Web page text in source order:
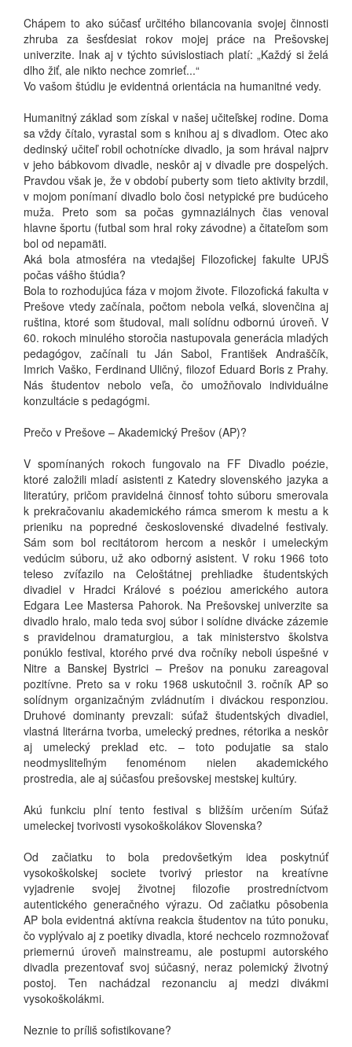
Chápem to ako súčasť určitého bilancovania svojej činnosti
zhruba za šesťdesiat rokov mojej práce na Prešovskej
univerzite. Inak aj v týchto súvislostiach platí: „Každý si želá
dlho žiť, ale nikto nechce zomrieť...“
Vo vašom štúdiu je evidentná orientácia na humanitné vedy.
Humanitný základ som získal v našej učiteľskej rodine. Doma
sa vždy čítalo, vyrastal som s knihou aj s divadlom. Otec ako
dedinský učiteľ robil ochotnícke divadlo, ja som hrával najprv
v jeho bábkovom divadle, neskôr aj v divadle pre dospelých.
Pravdou však je, že v období puberty som tieto aktivity brzdil,
v mojom ponímaní divadlo bolo čosi netypické pre budúceho
muža. Preto som sa počas gymnaziálnych čias venoval
hlavne športu (futbal som hral roky závodne) a čitateľom som
bol od nepamäti.
Aká bola atmosféra na vtedajšej Filozofickej fakulte UPJŠ
počas vášho štúdia?
Bola to rozhodujúca fáza v mojom živote. Filozofická fakulta v
Prešove vtedy začínala, počtom nebola veľká, slovenčina aj
ruština, ktoré som študoval, mali solídnu odbornú úroveň. V
60. rokoch minulého storočia nastupovala generácia mladých
pedagógov, začínali tu Ján Sabol, František Andraščík,
Imrich Vaško, Ferdinand Uličný, filozof Eduard Boris z Prahy.
Nás študentov nebolo veľa, čo umožňovalo individuálne
konzultácie s pedagógmi.
Prečo v Prešove – Akademický Prešov (AP)?
V spomínaných rokoch fungovalo na FF Divadlo poézie,
ktoré založili mladí asistenti z Katedry slovenského jazyka a
literatúry, pričom pravidelná činnosť tohto súboru smerovala
k prekračovaniu akademického rámca smerom k mestu a k
prieniku na popredné československé divadelné festivaly.
Sám som bol recitátorom hercom a neskôr i umeleckým
vedúcim súboru, už ako odborný asistent. V roku 1966 toto
teleso zvíťazilo na Celoštátnej prehliadke študentských
divadiel v Hradci Králové s poéziou amerického autora
Edgara Lee Mastersa Pahorok. Na Prešovskej univerzite sa
divadlo hralo, malo teda svoj súbor i solídne divácke zázemie
s pravidelnou dramaturgiou, a tak ministerstvo školstva
ponúklo festival, ktorého prvé dva ročníky neboli úspešné v
Nitre a Banskej Bystrici – Prešov na ponuku zareagoval
pozitívne. Preto sa v roku 1968 uskutočnil 3. ročník AP so
solídnym organizačným zvládnutím i diváckou responziou.
Druhové dominanty prevzali: súťaž študentských divadiel,
vlastná literárna tvorba, umelecký prednes, rétorika a neskôr
aj umelecký preklad etc. – toto podujatie sa stalo
neodmysliteľným fenoménom nielen akademického
prostredia, ale aj súčasťou prešovskej mestskej kultúry.
Akú funkciu plní tento festival s bližším určením Súťaž
umeleckej tvorivosti vysokoškolákov Slovenska?
Od začiatku to bola predovšetkým idea poskytnúť
vysokoškolskej societe tvorivý priestor na kreatívne
vyjadrenie svojej životnej filozofie prostredníctvom
autentického generačného výrazu. Od začiatku pôsobenia
AP bola evidentná aktívna reakcia študentov na túto ponuku,
čo vyplývalo aj z poetiky divadla, ktoré nechcelo rozmnožovať
priemernú úroveň mainstreamu, ale postupmi autorského
divadla prezentovať svoj súčasný, neraz polemický životný
postoj. Ten nachádzal rezonanciu aj medzi divákmi
vysokoškolákmi.
Neznie to príliš sofistikovane?